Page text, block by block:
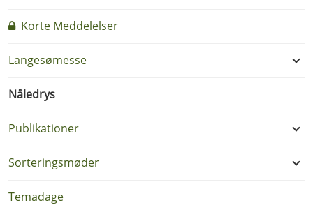
Korte Meddelelser
Langesømesse
Nåledrys
Publikationer
Sorteringsmøder
Temadage